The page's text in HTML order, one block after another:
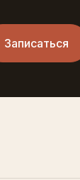
Записаться